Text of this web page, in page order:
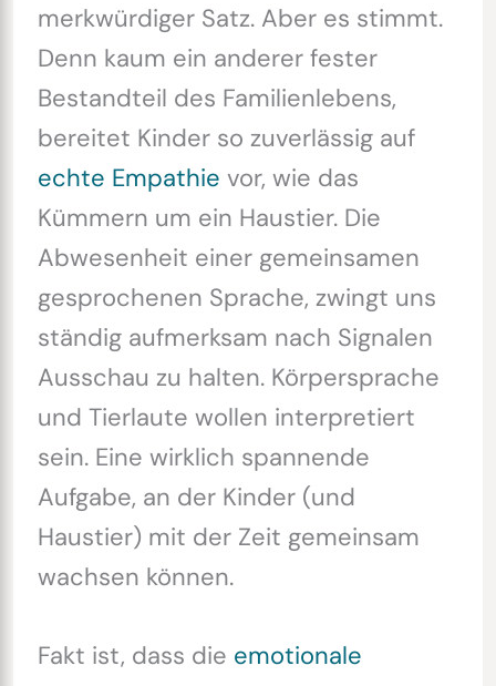
merkwürdiger Satz. Aber es stimmt.
Denn kaum ein anderer fester
Bestandteil des Familienlebens,
bereitet Kinder so zuverlässig auf
echte Empathie vor, wie das
Kümmern um ein Haustier. Die
Abwesenheit einer gemeinsamen
gesprochenen Sprache, zwingt uns
ständig aufmerksam nach Signalen
Ausschau zu halten. Körpersprache
und Tierlaute wollen interpretiert
sein. Eine wirklich spannende
Aufgabe, an der Kinder (und
Haustier) mit der Zeit gemeinsam
wachsen können.
Fakt ist, dass die emotionale